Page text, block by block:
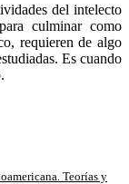
del intelecto
culminar como
requieren de algo
Es cuando
Teorías y